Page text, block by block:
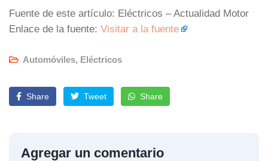
Fuente de este artículo: Eléctricos – Actualidad Motor
Enlace de la fuente: Visitar a la fuente
Automóviles, Eléctricos
Share Tweet Share
Agregar un comentario